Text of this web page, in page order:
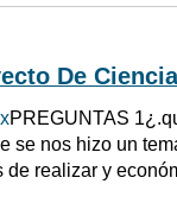
De
PREGUNTAS
se nos hizo un
de realizar y